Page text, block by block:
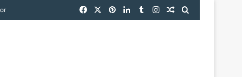
FacebookPinterestLinkedInTumblrInstagramRastgele Makale